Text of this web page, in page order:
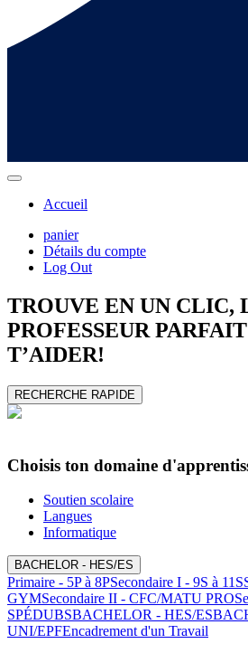
Accueil
panier
Détails du compte
Log Out
TROUVE EN UN CLIC,
PROFESSEUR
T’AIDER!
RECHERCHE RAPIDE
Choisis ton domaine
Soutien scolaire
Langues
Informatique
BACHELOR - HES/ES
Primaire - 5P à 8PSecondaire I - 9S à 11S
GYMSecondaire II - CFC/MATU PRO
SPÉDUBSBACHELOR - HES/ES
UNI/EPFEncadrement d'un Travail